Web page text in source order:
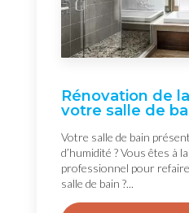
Rénovation de
votre salle de
Votre salle de bain
d’humidité ? Vous êtes à
professionnel pour
salle de bain ?...